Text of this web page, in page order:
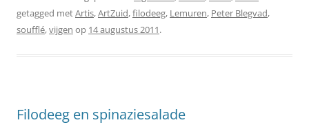
getagged metArtis,ArtZuid,filodeeg, Lemuren, Peter Blegvad,
soufflé,vijgen op 14 augustus 2011.
Filodeeg en spinaziesalade